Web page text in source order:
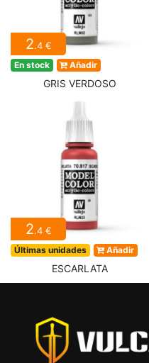
2.4 €
En stock Añadir
GRIS VERDOSO
2.4 €
Últimas unidades Añadir
ESCARLATA